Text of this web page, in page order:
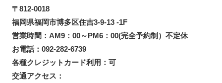
〒812-0018
福岡県福岡市博多区住吉3-9-13 -1F
営業時間：AM9：00～PM6：00(完全予約制）不定休
お電話：092-282-6739
各種クレジットカード利用：可
交通アクセス：